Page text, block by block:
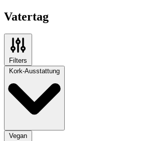
Vatertag
Filters
Kork-Ausstattung
Vegan